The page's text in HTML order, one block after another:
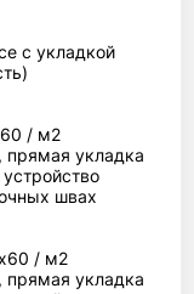
с укладкой
/ м2
прямая укладка
швах
/ м2
прямая укладка